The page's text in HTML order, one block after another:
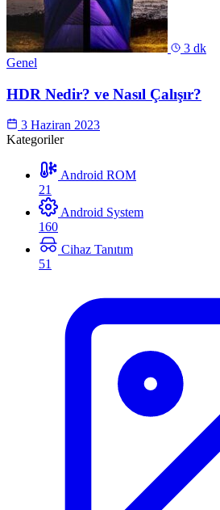
3 dk
Genel
HDR Nedir? ve Nasıl Çalışır?
3 Haziran 2023
Kategoriler
Android ROM
21
Android System
160
Cihaz Tanıtım
51